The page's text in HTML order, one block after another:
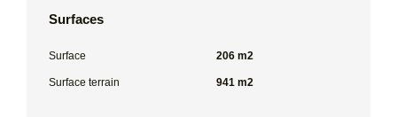
Surfaces
Surface 206 m2
Surface terrain 941 m2